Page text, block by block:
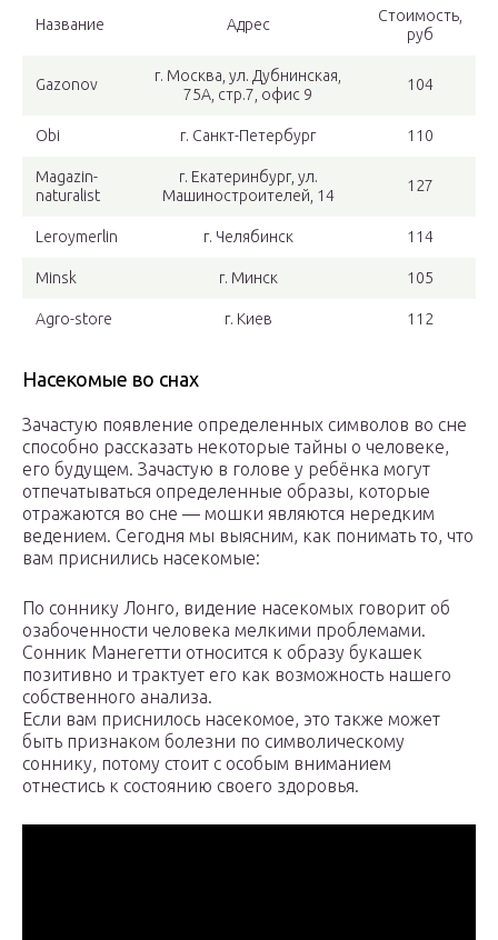
Название Адрес
Стоимость,
руб
Gazonov
г. Москва, ул. Дубнинская,
75А, стр.7, офис 9
104
Obi г. Санкт-Петербург 110
Magazin-
naturalist
г. Екатеринбург, ул.
Машиностроителей, 14
127
Leroymerlin г. Челябинск 114
Minsk г. Минск 105
Agro-store г. Киев 112
Насекомые во снах
Зачастую появление определенных символов во сне
способно рассказать некоторые тайны о человеке,
его будущем. Зачастую в голове у ребёнка могут
отпечатываться определенные образы, которые
отражаются во сне — мошки являются нередким
ведением. Сегодня мы выясним, как понимать то, что
вам приснились насекомые:
По соннику Лонго, видение насекомых говорит об
озабоченности человека мелкими проблемами.
Сонник Манегетти относится к образу букашек
позитивно и трактует его как возможность нашего
собственного анализа.
Если вам приснилось насекомое, это также может
быть признаком болезни по символическому
соннику, потому стоит с особым вниманием
отнестись к состоянию своего здоровья.